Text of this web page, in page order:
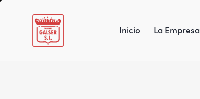
Inicio La Empresa